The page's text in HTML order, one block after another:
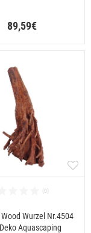
89,59€
Wurzel Nr.4504
Aquascaping